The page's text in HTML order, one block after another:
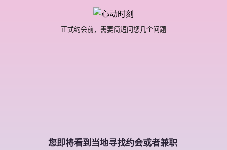
正式约会前，需要简短问您几个问题
您即将看到当地寻找约会或者兼职